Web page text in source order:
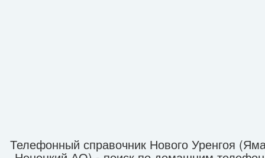
Телефонный справочник Нового Уренгоя